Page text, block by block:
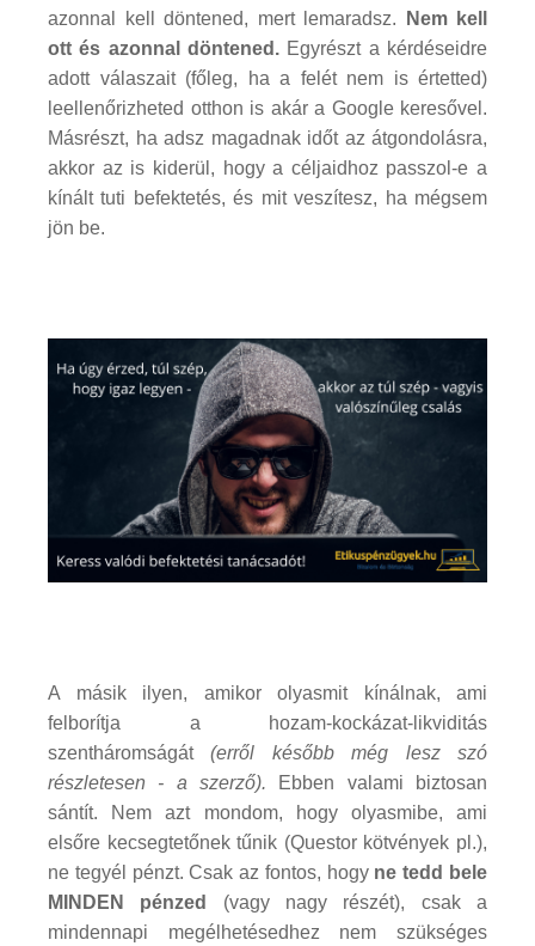
azonnal kell döntened, mert lemaradsz.
Nem kell
ott és azonnal döntened. Egyrészt a kérdéseidre
adott válaszait (főleg, ha a felét nem is értetted)
leellenőrizheted otthon is akár a Google keresővel.
Másrészt, ha adsz magadnak időt az átgondolásra,
akkor az is kiderül, hogy a céljaidhoz passzol-e a
kínált tuti befektetés, és mit veszítesz, ha mégsem
jön be.
A másik ilyen, amikor olyasmit kínálnak, ami
felborítja a hozam-kockázat-likviditás
szentháromságát(erről később még lesz szó
részletesen - a szerző). Ebben valami biztosan
sántít. Nem azt mondom, hogy olyasmibe, ami
elsőre kecsegtetőnek tűnik (Questor kötvények pl.),
ne tegyél pénzt. Csak az fontos, hogy ne tedd bele
MINDEN pénzed
(vagy nagy részét), csak a
mindennapi megélhetésedhez nem szükséges